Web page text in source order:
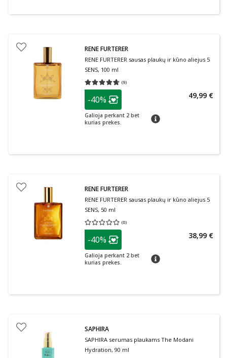
RENE FURTERER
RENE FURTERER sausas plaukų ir kūno aliejus 5
SENS, 100 ml
(9)
Vidutinis įvertinimas 4.67
patarimas
Lojalumo klubo narių nuolaida
-40%
Galioja perkant 2 bet
kurias prekes.
patarimas
49,99 €
RENE FURTERER
RENE FURTERER sausas plaukų ir kūno aliejus 5
SENS, 50 ml
(0)
Vidutinis įvertinimas 0.00
patarimas
Lojalumo klubo narių nuolaida
-40%
Galioja perkant 2 bet
kurias prekes.
patarimas
38,99 €
SAPHIRA
SAPHIRA serumas plaukams The Modani
Hydration, 90 ml